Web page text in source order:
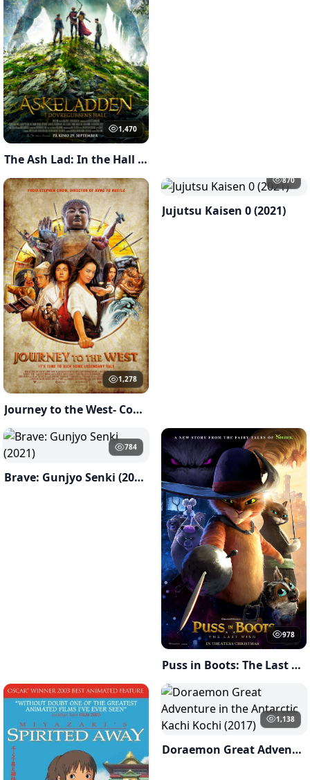
1,470
The Ash Lad: In the Hall of the Mountain King(2022)
1,278
Journey to the West- Conquering the Demons(2013)
870
Jujutsu Kaisen 0 (2021)
784
Brave: Gunjyo Senki (2021)
978
Puss in Boots: The Last Wish (2022)
1,138
Doraemon Great Adventure in the Antarctic Kachi Kochi (2017)